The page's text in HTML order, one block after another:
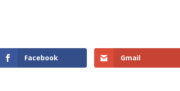
Facebook Gmail